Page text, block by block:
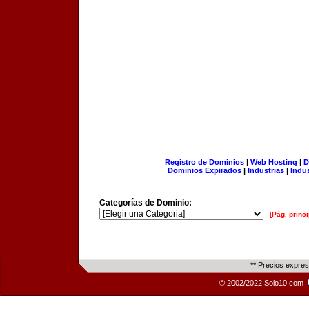
Registro de Dominios| Web Hosting |
Dominios Expirados | Industrias |
Categorías de Dominio:
[Pág.
** Precios
© 2002/2022 Solo10.com